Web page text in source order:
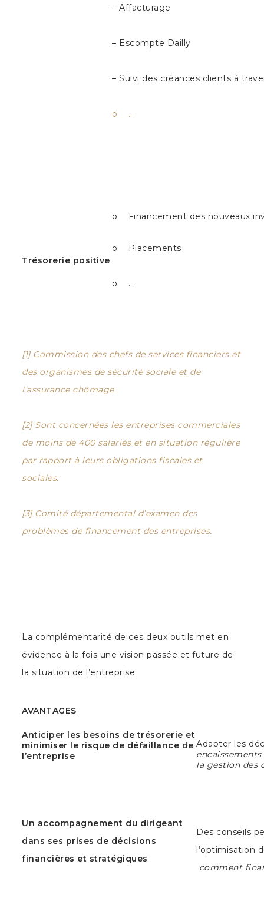
– Affacturage
– Escompte Dailly
– Suivi des créances clients à
o …
Trésorerie positive
o Financement des nouveaux
o Placements
o …
[1]Commission des chefs de services financiers et
des organismes de sécurité sociale et de
l’assurance chômage.
[2]Sont concernées les entreprises commerciales
de moins de 400 salariés et en situation régulière
par rapport à leurs obligations fiscales et
sociales.
[3]Comité départemental d’examen des
problèmes de financement des entreprises.
La complémentarité de ces deux outils met en
évidence à la fois une vision passée et future de
la situation de l’entreprise.
AVANTAGES
Anticiper les besoins de trésorerie et
minimiser le risque de défaillance de
l’entreprise
Un accompagnement du dirigeant
dans ses prises de décisions
financières et stratégiques
Adapter les
la gestion des
Des conseils
l’optimisation
comment